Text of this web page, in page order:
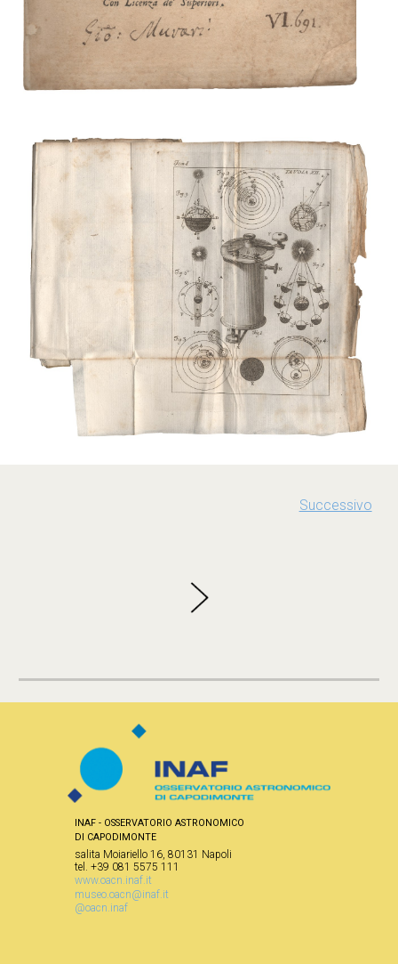
Successivo
INAF - OSSERVATORIO ASTRONOMICO
DI CAPODIMONTE
salita Moiariello 16, 80131 Napoli
tel. +39 081 5575 111
www.oacn.inaf.it
museo.oacn@inaf.it
@oacn.inaf